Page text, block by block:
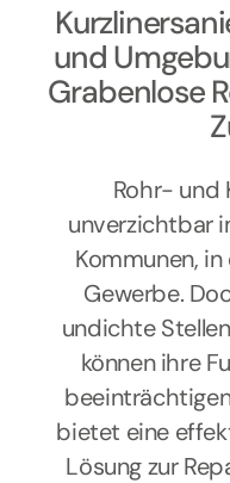
und
Grabenlose
Rohr- und
unverzichtbar
Kommunen,
Gewerbe.
undichte
können ihre
bietet eine
Lösung zur